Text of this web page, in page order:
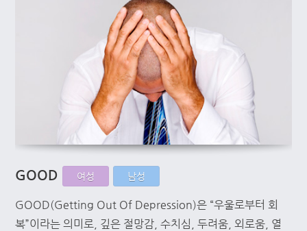
GOOD 여성 남성
GOOD(Getting Out Of Depression)은 “우울로부터 회
복”이라는 의미로, 깊은 절망감, 수치심, 두려움, 외로움, 열